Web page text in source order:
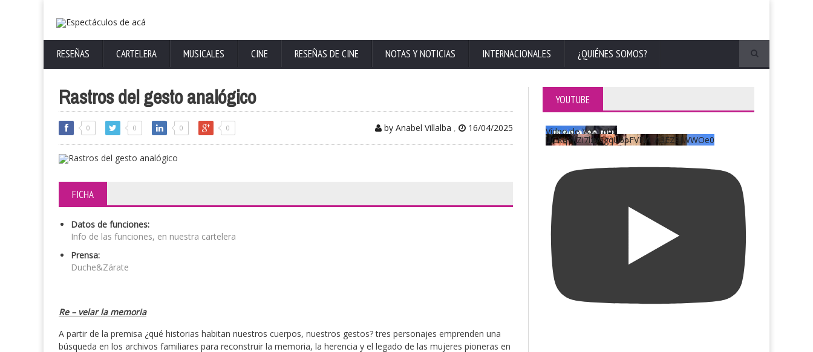
RESEÑAS CARTELERA MUSICALES CINE RESEÑAS DE CINE NOTAS Y NOTICIAS INTERNACIONALES ¿QUIÉNES SOMOS?
Rastros del gesto analógico
0 0 0 0 by Anabel Villalba , 16/04/2025
FICHA
Datos de funciones:
Info de las funciones, en nuestra cartelera
Prensa:
Duche&Zárate
Re – velar la memoria
A partir de la premisa ¿qué historias habitan nuestros cuerpos, nuestros gestos? tres personajes emprenden una
búsqueda en los archivos familiares para reconstruir la memoria, la herencia y el legado de las mujeres pioneras en
YOUTUBE
Vídeo de YouTube
UCKqYjiZi7lzy6gqU6pFVFiA_A3EZ9JWWOe0